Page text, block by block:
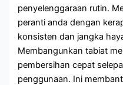
penyelenggaraan rutin.
peranti anda dengan
konsisten dan jangka
Membangunkan tabiat
pembersihan cepat
penggunaan. Ini